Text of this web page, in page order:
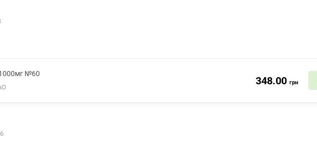
№60
348.00 грн